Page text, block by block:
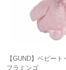
【GUND】ベビー
フラミンゴ